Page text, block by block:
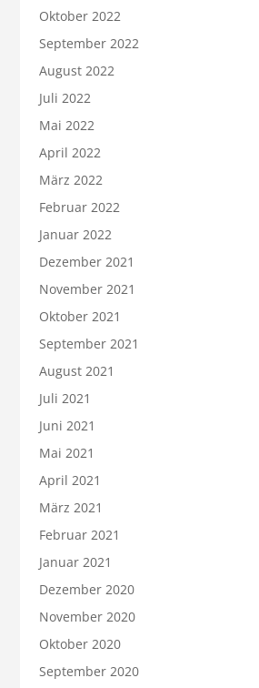
Oktober 2022
September 2022
August 2022
Juli 2022
Mai 2022
April 2022
März 2022
Februar 2022
Januar 2022
Dezember 2021
November 2021
Oktober 2021
September 2021
August 2021
Juli 2021
Juni 2021
Mai 2021
April 2021
März 2021
Februar 2021
Januar 2021
Dezember 2020
November 2020
Oktober 2020
September 2020